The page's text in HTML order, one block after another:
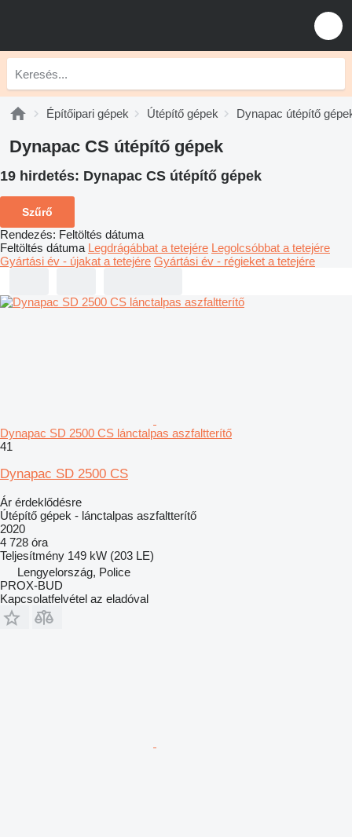
Építőipari gépek Útépítő gépek Dynapac útépítő
Dynapac CS útépítő gépek
19 hirdetés: Dynapac CS útépítő gépek
Szűrő
Rendezés: Feltöltés dátuma
Feltöltés dátuma Legdrágábbat a tetejére Legolcsóbbat a tetejére
Gyártási év - újakat a tetejére Gyártási év - régieket a tetejére
Dynapac SD 2500 CS lánctalpas aszfaltterítő
41
Dynapac SD 2500 CS
Ár érdeklődésre
Útépítő gépek - lánctalpas aszfaltterítő
2020
4 728 óra
Teljesítmény 149 kW (203 LE)
Lengyelország, Police
PROX-BUD
Kapcsolatfelvétel az eladóval